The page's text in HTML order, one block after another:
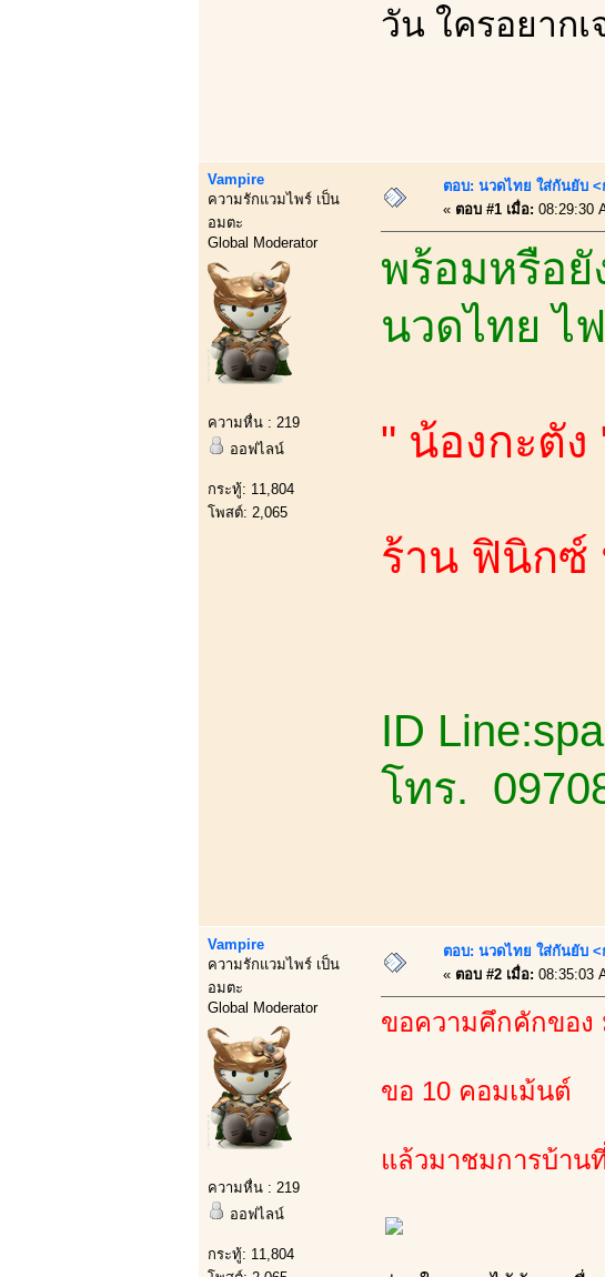
วัน ใครอยาก
Vampire
ความรักแวมไพร์ เป็น
อมตะ
Global Moderator
ความหื่น : 219
ออฟไลน์
กระทู้: 11,804
โพสต์: 2,065
ตอบ: นวดไทย ใส่กันยับ
« ตอบ #1 เมื่อ: 08:29:30
พร้อมหรือ
นวดไทย ไ
" น้องกะตัง
ร้าน ฟินิกซ์
ID
โทร.
Vampire
ความรักแวมไพร์ เป็น
อมตะ
Global Moderator
ความหื่น : 219
ออฟไลน์
กระทู้: 11,804
ตอบ: นวดไทย ใส่กันยับ
« ตอบ #2 เมื่อ: 08:35:03
ขอความคึกคักของ
ขอ 10 คอมเม้นต์
แล้วมาชมการบ้าน